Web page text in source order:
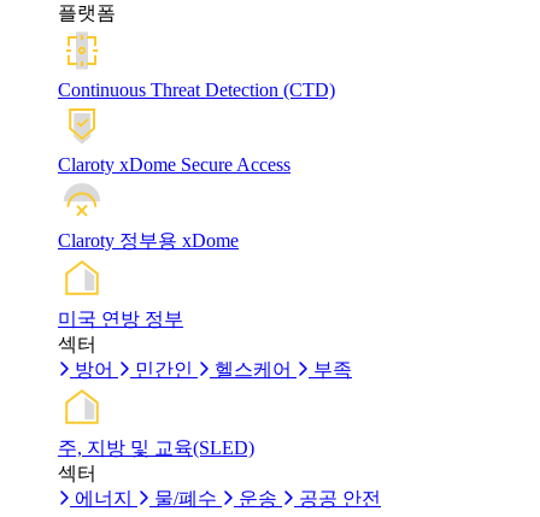
플랫폼
Continuous Threat Detection (CTD)
Claroty xDome Secure Access
Claroty 정부용 xDome
미국 연방 정부
섹터
방어
민간인 헬스케어 부족
주, 지방 및 교육(SLED)
섹터
에너지
물/폐수 운송 공공 안전